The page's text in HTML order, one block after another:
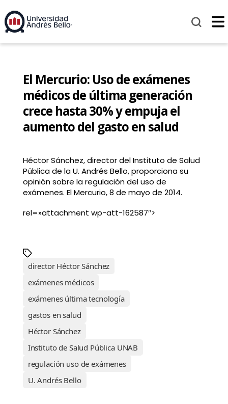
El Mercurio: Uso de exámenes
médicos de última generación
crece hasta 30% y empuja el
aumento del gasto en salud
Héctor Sánchez, director del Instituto de Salud
Pública de la U. Andrés Bello, proporciona su
opinión sobre la regulación del uso de
exámenes. El Mercurio, 8 de mayo de 2014.
rel=»attachment wp-att-162587″>
director Héctor Sánchez
exámenes médicos
exámenes última tecnología
gastos en salud
Héctor Sánchez
Instituto de Salud Pública UNAB
regulación uso de exámenes
U. Andrés Bello